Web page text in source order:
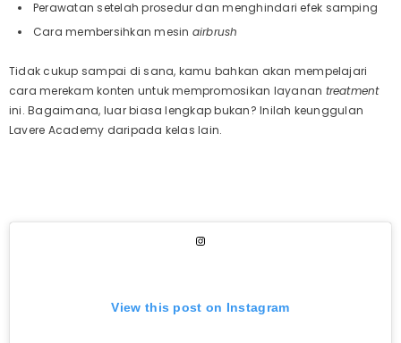
Perawatan setelah prosedur dan menghindari efek samping
Cara membersihkan mesin airbrush
Tidak cukup sampai di sana, kamu bahkan akan mempelajari
cara merekam konten untuk mempromosikan layanan treatment
ini. Bagaimana, luar biasa lengkap bukan? Inilah keunggulan
Lavere Academy daripada kelas lain.
View this post on Instagram